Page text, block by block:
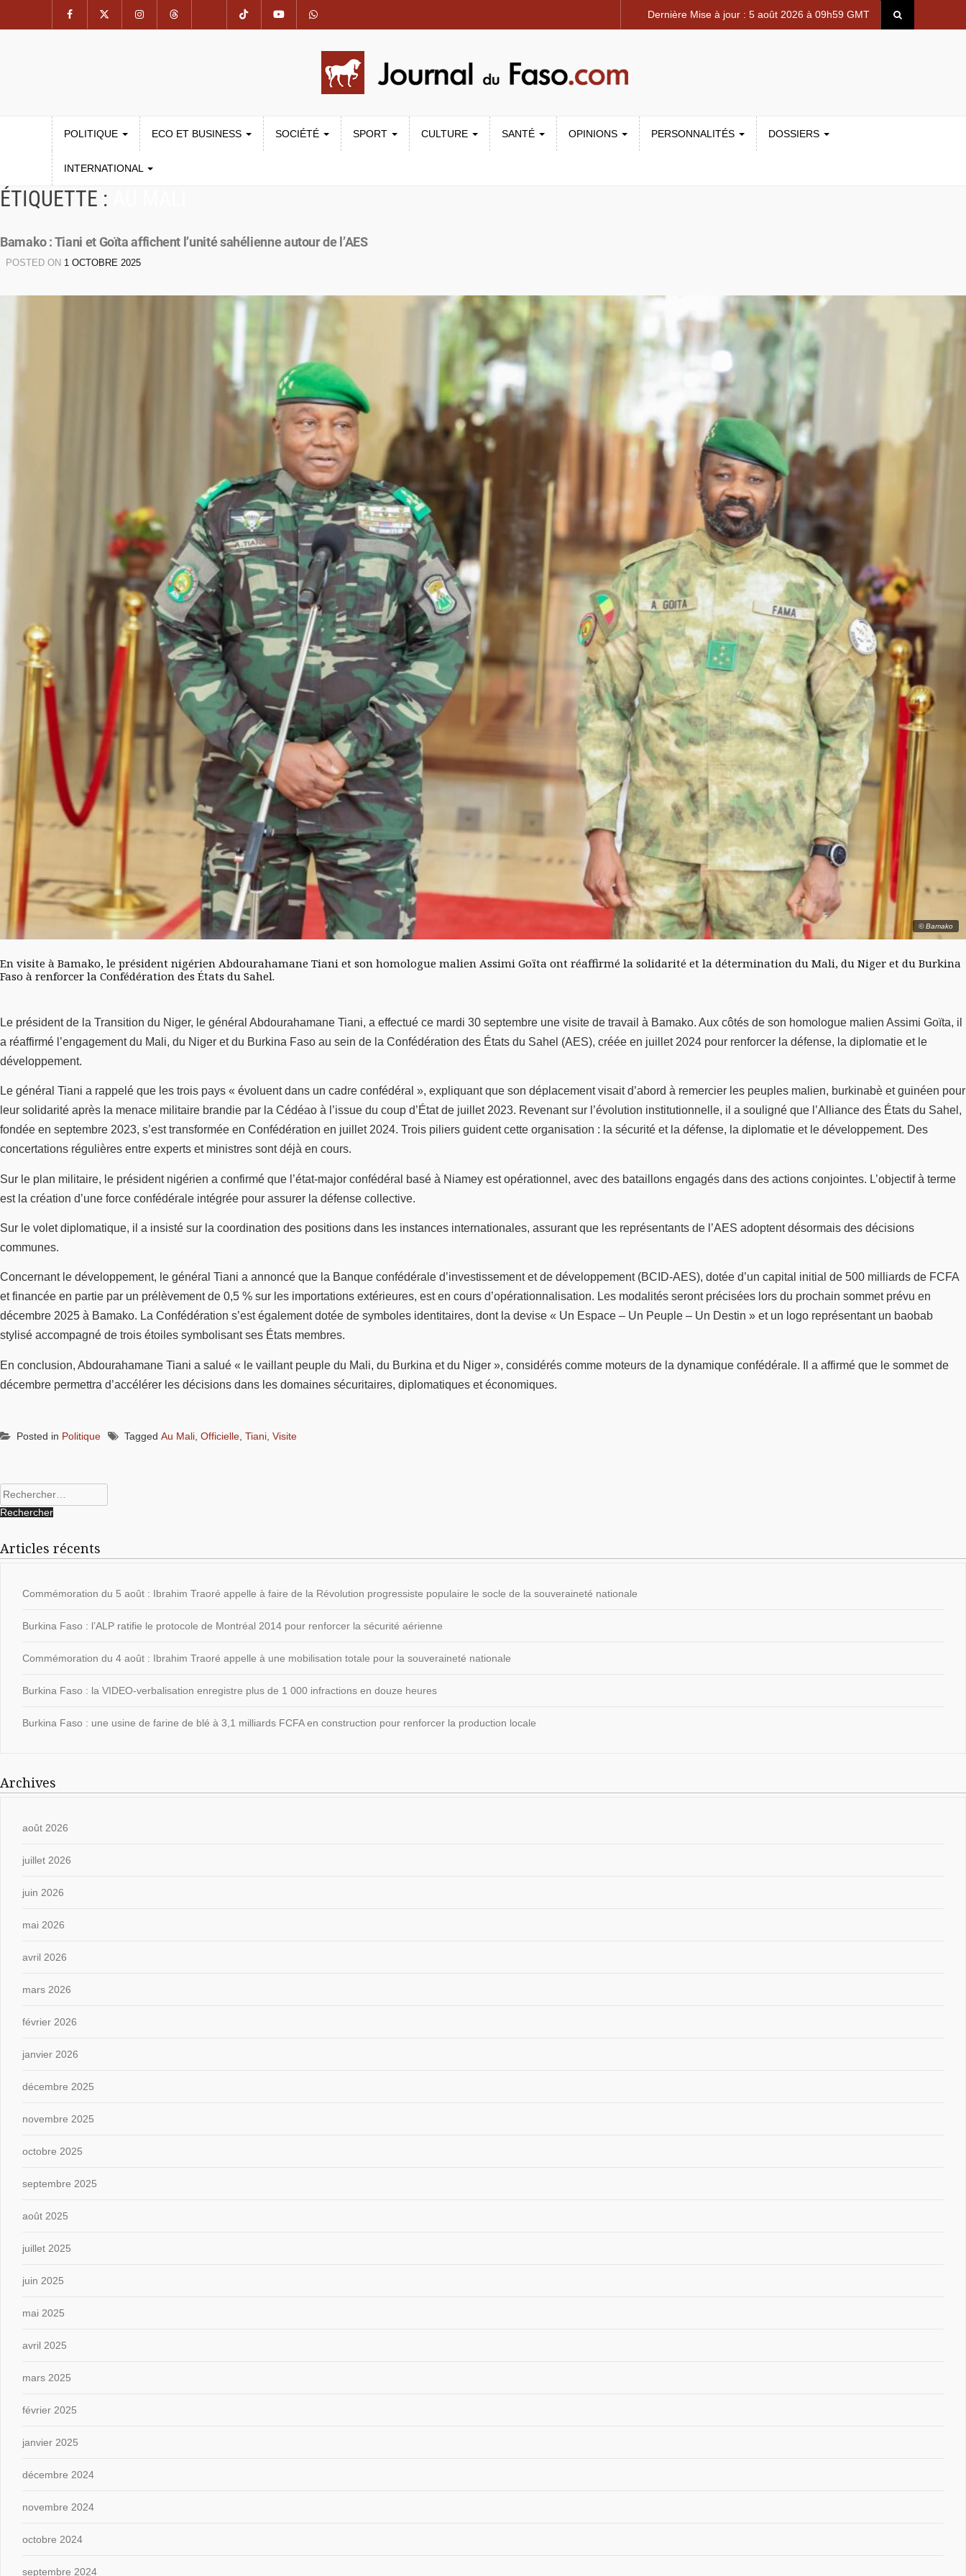
Dernière Mise à jour : 5 août 2026 à 09h59 GMT
POLITIQUE ECO ET BUSINESS SOCIÉTÉ SPORT CULTURE SANTÉ OPINIONS PERSONNALITÉS DOSSIERS
INTERNATIONAL
ÉTIQUETTE :
Bamako : Tiani et Goïta affichent l’unité sahélienne autour de l’AES
POSTED ON 1 OCTOBRE 2025
© Bamako
En visite à Bamako, le président nigérien Abdourahamane Tiani et son homologue malien Assimi Goïta ont réaffirmé la solidarité et la détermination du Mali, du Niger et du Burkina
Faso à renforcer la Confédération des États du Sahel.
Le président de la Transition du Niger, le général Abdourahamane Tiani, a effectué ce mardi 30 septembre une visite de travail à Bamako. Aux côtés de son homologue malien Assimi Goïta, il
a réaffirmé l’engagement du Mali, du Niger et du Burkina Faso au sein de la Confédération des États du Sahel (AES), créée en juillet 2024 pour renforcer la défense, la diplomatie et le
développement.
Le général Tiani a rappelé que les trois pays « évoluent dans un cadre confédéral », expliquant que son déplacement visait d’abord à remercier les peuples malien, burkinabè et guinéen pour
leur solidarité après la menace militaire brandie par la Cédéao à l’issue du coup d’État de juillet 2023. Revenant sur l’évolution institutionnelle, il a souligné que l’Alliance des États du Sahel,
fondée en septembre 2023, s’est transformée en Confédération en juillet 2024. Trois piliers guident cette organisation : la sécurité et la défense, la diplomatie et le développement. Des
concertations régulières entre experts et ministres sont déjà en cours.
Sur le plan militaire, le président nigérien a confirmé que l’état-major confédéral basé à Niamey est opérationnel, avec des bataillons engagés dans des actions conjointes. L’objectif à terme
est la création d’une force confédérale intégrée pour assurer la défense collective.
Sur le volet diplomatique, il a insisté sur la coordination des positions dans les instances internationales, assurant que les représentants de l’AES adoptent désormais des décisions
communes.
Concernant le développement, le général Tiani a annoncé que la Banque confédérale d’investissement et de développement (BCID-AES), dotée d’un capital initial de 500 milliards de FCFA
et financée en partie par un prélèvement de 0,5 % sur les importations extérieures, est en cours d’opérationnalisation. Les modalités seront précisées lors du prochain sommet prévu en
décembre 2025 à Bamako. La Confédération s’est également dotée de symboles identitaires, dont la devise « Un Espace – Un Peuple – Un Destin » et un logo représentant un baobab
stylisé accompagné de trois étoiles symbolisant ses États membres.
En conclusion, Abdourahamane Tiani a salué « le vaillant peuple du Mali, du Burkina et du Niger », considérés comme moteurs de la dynamique confédérale. Il a affirmé que le sommet de
décembre permettra d’accélérer les décisions dans les domaines sécuritaires, diplomatiques et économiques.
Posted in Politique Tagged Au Mali Officielle Tiani Visite
Rechercher :
Articles récents
Commémoration du 5 août : Ibrahim Traoré appelle à faire de la Révolution progressiste populaire le socle de la souveraineté nationale
Burkina Faso : l’ALP ratifie le protocole de Montréal 2014 pour renforcer la sécurité aérienne
Commémoration du 4 août : Ibrahim Traoré appelle à une mobilisation totale pour la souveraineté nationale
Burkina Faso : la VIDEO-verbalisation enregistre plus de 1 000 infractions en douze heures
Burkina Faso : une usine de farine de blé à 3,1 milliards FCFA en construction pour renforcer la production locale
Archives
août 2026
juillet 2026
juin 2026
mai 2026
avril 2026
mars 2026
février 2026
janvier 2026
décembre 2025
novembre 2025
octobre 2025
septembre 2025
août 2025
juillet 2025
juin 2025
mai 2025
avril 2025
mars 2025
février 2025
janvier 2025
décembre 2024
novembre 2024
octobre 2024
septembre 2024